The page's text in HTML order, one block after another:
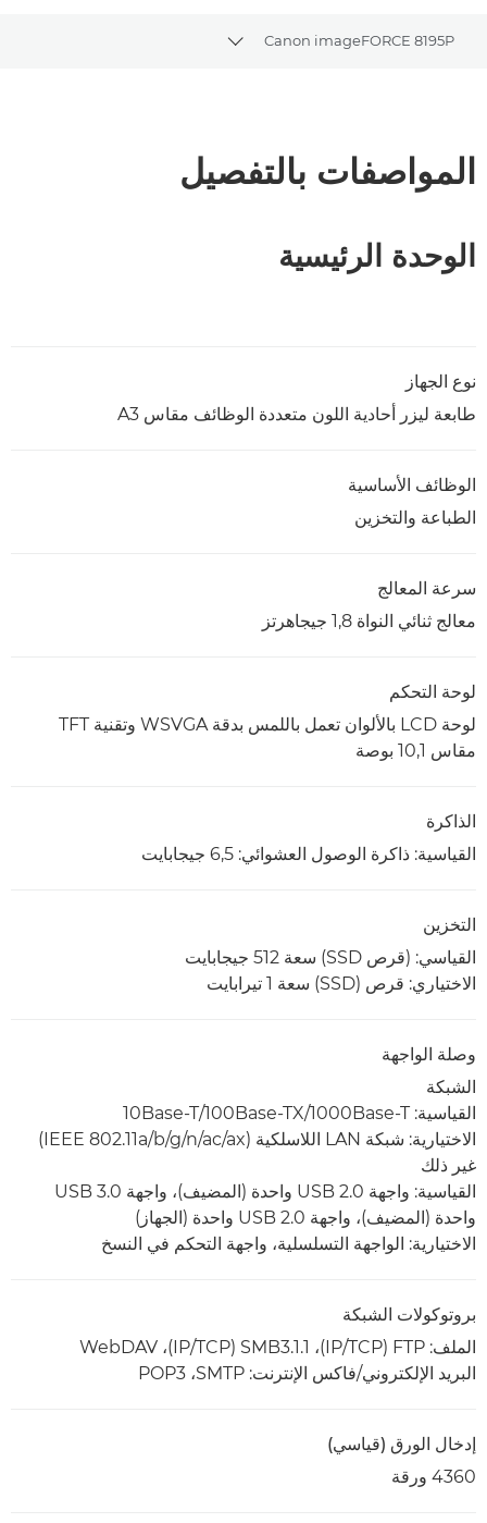
Canon imageFORCE 8195P
Toggle breadcrumbs
المواصفات بالتفصيل
الوحدة الرئيسية
نوع الجهاز
طابعة ليزر أحادية اللون متعددة الوظائف مقاس A3
الوظائف الأساسية
الطباعة والتخزين
سرعة المعالج
معالج ثنائي النواة 1,8 جيجاهرتز
لوحة التحكم
لوحة LCD بالألوان تعمل باللمس بدقة WSVGA وتقنية TFT
مقاس 10,1 بوصة
الذاكرة
القياسية: ذاكرة الوصول العشوائي: 6,5 جيجابايت
التخزين
القياسي: (قرص SSD) سعة 512 جيجابايت
الاختياري: قرص (SSD‏) سعة 1 تيرابايت
وصلة الواجهة
الشبكة
القياسية: 1000Base-T/‏100Base-TX/‏10Base-T
الاختيارية: شبكة LAN اللاسلكية (IEEE 802.11a/b/g/n/ac/ax)
غير ذلك
القياسية: واجهة USB 2.0 واحدة (المضيف)، واجهة USB 3.0
واحدة (المضيف)، واجهة USB 2.0 واحدة (الجهاز)
الاختيارية: الواجهة التسلسلية، واجهة التحكم في النسخ
بروتوكولات الشبكة
الملف: FTP‏ (TCP‏/IP)‏، SMB3.1.1‏ (TCP‏/IP)‏، WebDAV
البريد الإلكتروني/فاكس الإنترنت: SMTP‏، POP3
إدخال الورق (قياسي)
4360 ورقة